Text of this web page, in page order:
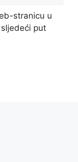
stranicu u
put